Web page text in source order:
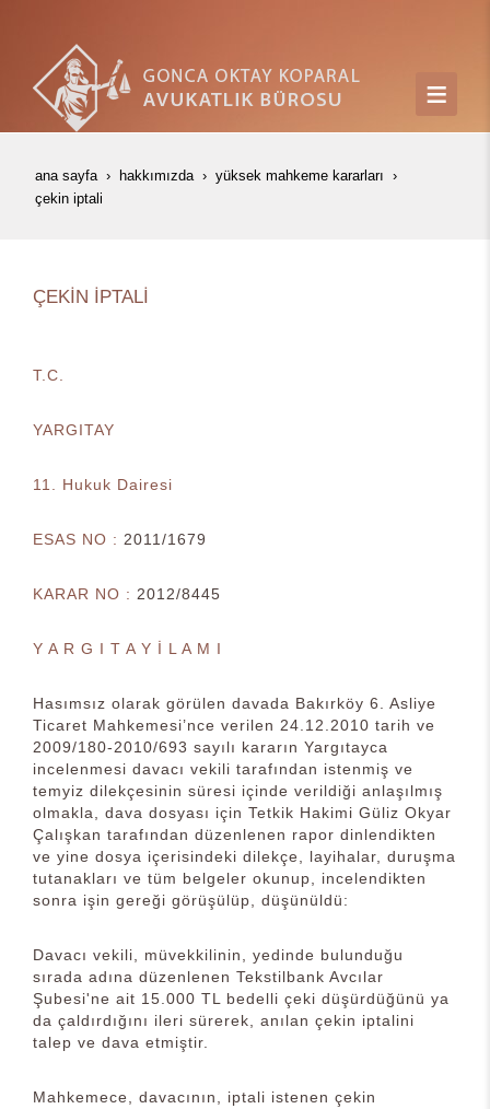
ana sayfa hakkımızda
yüksek mahkeme kararları
çeki̇n i̇ptali̇
ÇEKİN İPTALİ
T.C.
YARGITAY
11. Hukuk Dairesi
ESAS NO : 2011/1679
KARAR NO : 2012/8445
Y A R G I T A Y İ L A M I
Hasımsız olarak görülen davada Bakırköy 6. Asliye
Ticaret Mahkemesi’nce verilen 24.12.2010 tarih ve
2009/180-2010/693 sayılı kararın Yargıtayca
incelenmesi davacı vekili tarafından istenmiş ve
temyiz dilekçesinin süresi içinde verildiği anlaşılmış
olmakla, dava dosyası için Tetkik Hakimi Güliz Okyar
Çalışkan tarafından düzenlenen rapor dinlendikten
ve yine dosya içerisindeki dilekçe, layihalar, duruşma
tutanakları ve tüm belgeler okunup, incelendikten
sonra işin gereği görüşülüp, düşünüldü:
Davacı vekili, müvekkilinin, yedinde bulunduğu
sırada adına düzenlenen Tekstilbank Avcılar
Şubesi'ne ait 15.000 TL bedelli çeki düşürdüğünü ya
da çaldırdığını ileri sürerek, anılan çekin iptalini
talep ve dava etmiştir.
Mahkemece, davacının, iptali istenen çekin